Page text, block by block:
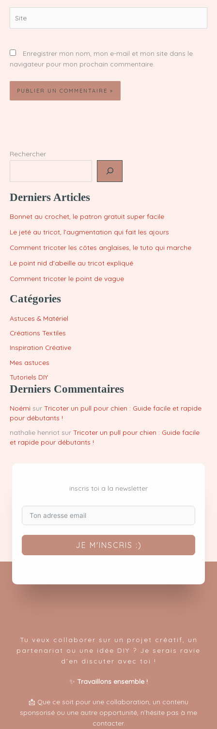
Enregistrer mon nom, mon e-mail et mon site dans le
navigateur pour mon prochain commentaire.
Rechercher
Derniers Articles
Bonnet au crochet, le patron gratuit super facile
Le jeté au tricot, l’augmentation qui fait les ajours
Comment tricoter les côtes anglaises, le tuto qui marche
Le point nid d’abeille au tricot expliqué
Comment tricoter le point de vague
Catégories
Astuces & Matériel
Créations Textiles
Inspiration Créative
Mes astuces
Tutoriels DIY
Derniers Commentaires
Noémi sur Tricoter un pull pour chien : Guide facile et rapide
pour débutants !
nathalie henriot sur Tricoter un pull pour chien : Guide facile
et rapide pour débutants !
inscris toi a la newsletter
JE M'INSCRIS :)
Tu veux collaborer sur un projet créatif, un
partenariat ou une idée DIY ? Je serais ravie
d’en discuter avec toi !
✨ Travaillons ensemble !
📩 Que ce soit pour une collaboration, un contenu
sponsorisé ou une autre opportunité, n’hésite pas à me
contacter.